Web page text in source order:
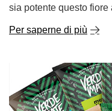
sia potente questo fiore
Per saperne di più